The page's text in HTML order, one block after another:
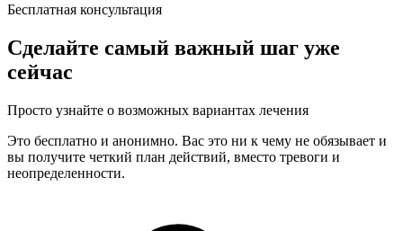
Бесплатная консультация
Сделайте самый важный шаг уже
сейчас
Просто узнайте о возможных вариантах лечения
Это бесплатно и анонимно. Вас это ни к чему не обязывает и
вы получите четкий план действий, вместо тревоги и
неопределенности.